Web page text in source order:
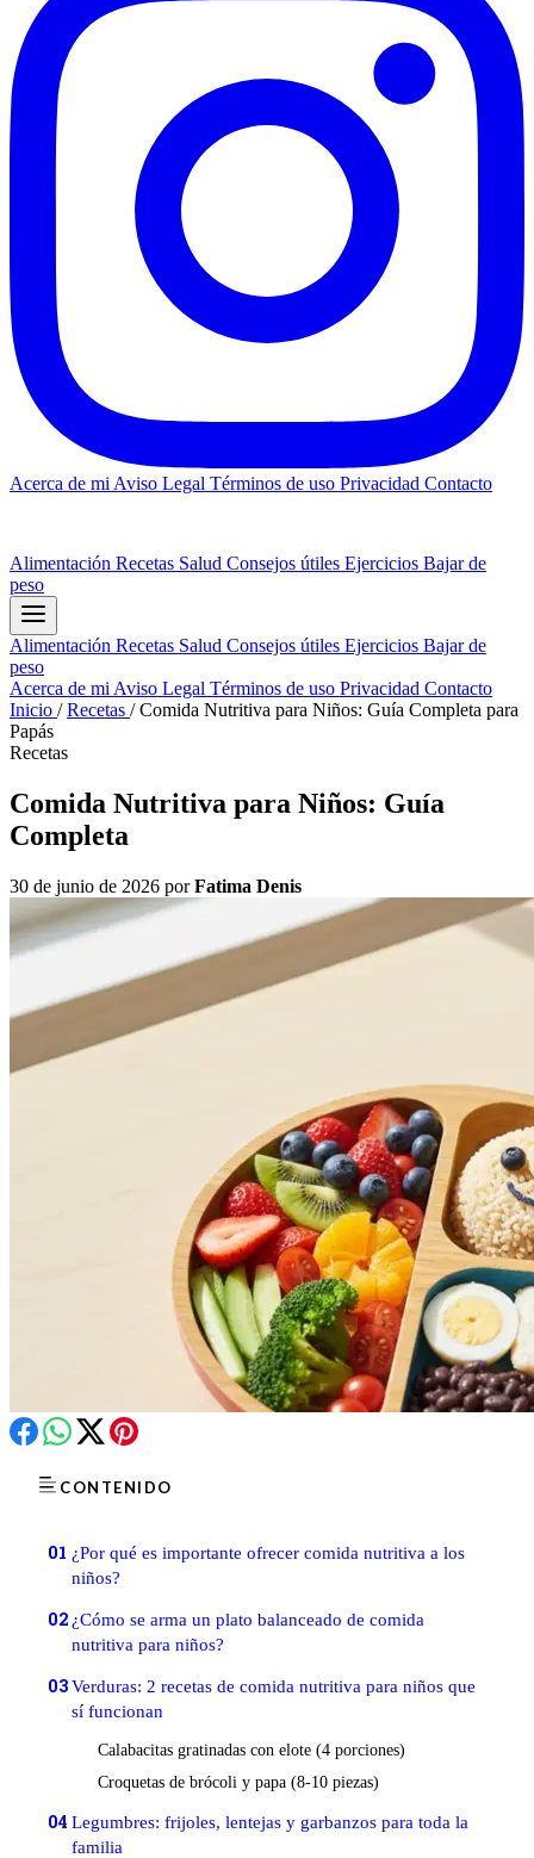
Acerca de mi Aviso Legal Términos de uso Privacidad Contacto
Alimentación Recetas Salud Consejos útiles Ejercicios Bajar de
peso
Alimentación Recetas Salud Consejos útiles Ejercicios Bajar de
peso
Acerca de mi Aviso Legal Términos de uso Privacidad Contacto
Inicio / Recetas / Comida Nutritiva para Niños: Guía Completa para
Papás
Recetas
Comida Nutritiva para Niños: Guía
Completa
30 de junio de 2026 porFatima Denis
CONTENIDO
01 ¿Por qué es importante ofrecer comida nutritiva a los
niños?
02 ¿Cómo se arma un plato balanceado de comida
nutritiva para niños?
03Verduras: 2 recetas de comida nutritiva para niños que
sí funcionan
Calabacitas gratinadas con elote (4 porciones)
Croquetas de brócoli y papa (8-10 piezas)
04 Legumbres: frijoles, lentejas y garbanzos para toda la
familia